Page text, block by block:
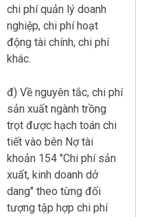
chi phí quản lý doanh
nghiệp, chi phí hoạt
động tài chính, chi phí
khác.
đ) Về nguyên tắc, chi phí
sản xuất ngành trồng
trọt được hạch toán chi
tiết vào bên Nợ tài
khoản 154 "Chi phí sản
xuất, kinh doanh dở
dang" theo từng đối
tượng tập hợp chi phí